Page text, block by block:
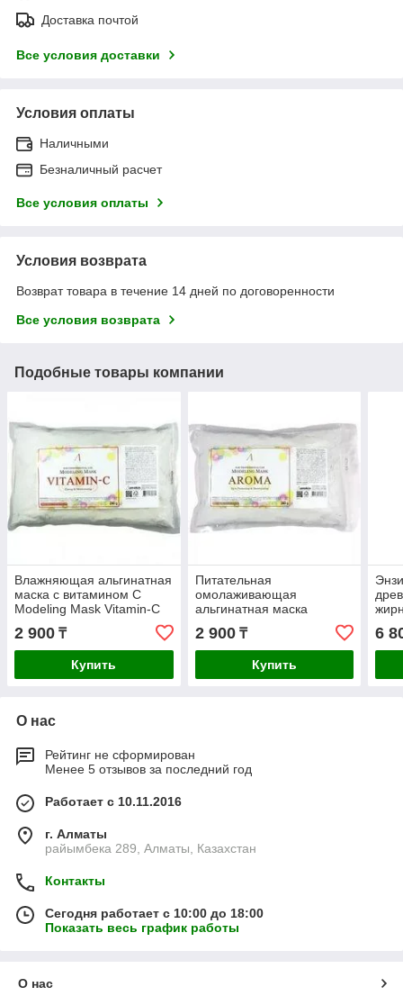
Доставка почтой
Все условия доставки
Условия оплаты
Наличными
Безналичный расчет
Все условия оплаты
Условия возврата
Возврат товара в течение 14 дней по договоренности
Все условия возврата
Подобные товары компании
Влажняющая альгинатная
маска с витамином С
Modeling Mask Vitamin-C
Puring & Moisturizing,240гр
2 900 ₸
Купить
Питательная
омолаживающая
альгинатная маска
ANSKIN Modeling Mask
Aroma Firming &
Moisturizing,240гр
2 900₸
Купить
6
О нас
Рейтинг не сформирован
Менее 5 отзывов за последний год
Работает с 10.11.2016
г. Алматы
райымбека 289, Алматы, Казахстан
Контакты
Сегодня работает с 10:00 до 18:00
Показать весь график работы
О нас